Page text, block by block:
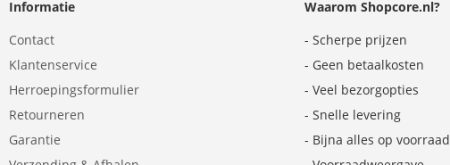
Informatie
Contact
Klantenservice
Herroepingsformulier
Retourneren
Garantie
Waarom Shopcore.nl?
- Scherpe prijzen
- Geen betaalkosten
- Veel bezorgopties
- Snelle levering
- Bijna alles op voorraad